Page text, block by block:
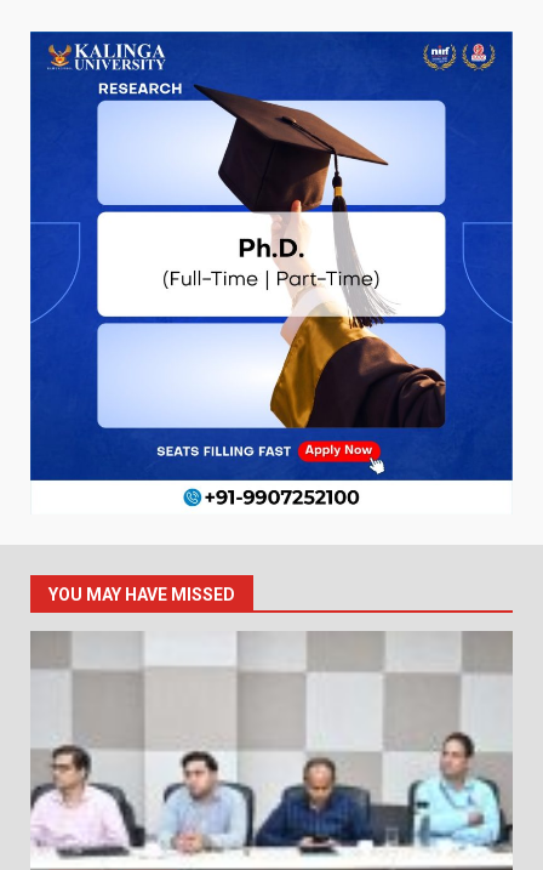
YOU MAY HAVE MISSED